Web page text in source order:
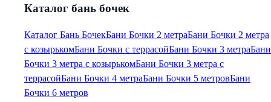
Каталог бань бочек
Каталог Бань БочекБани Бочки 2 метраБани Бочки 2 метра
с козырькомБани Бочки с террасойБани Бочки 3 метраБани
Бочки 3 метра с козырькомБани Бочки 3 метра с
террасойБани Бочки 4 метраБани Бочки 5 метровБани
Бочки 6 метров